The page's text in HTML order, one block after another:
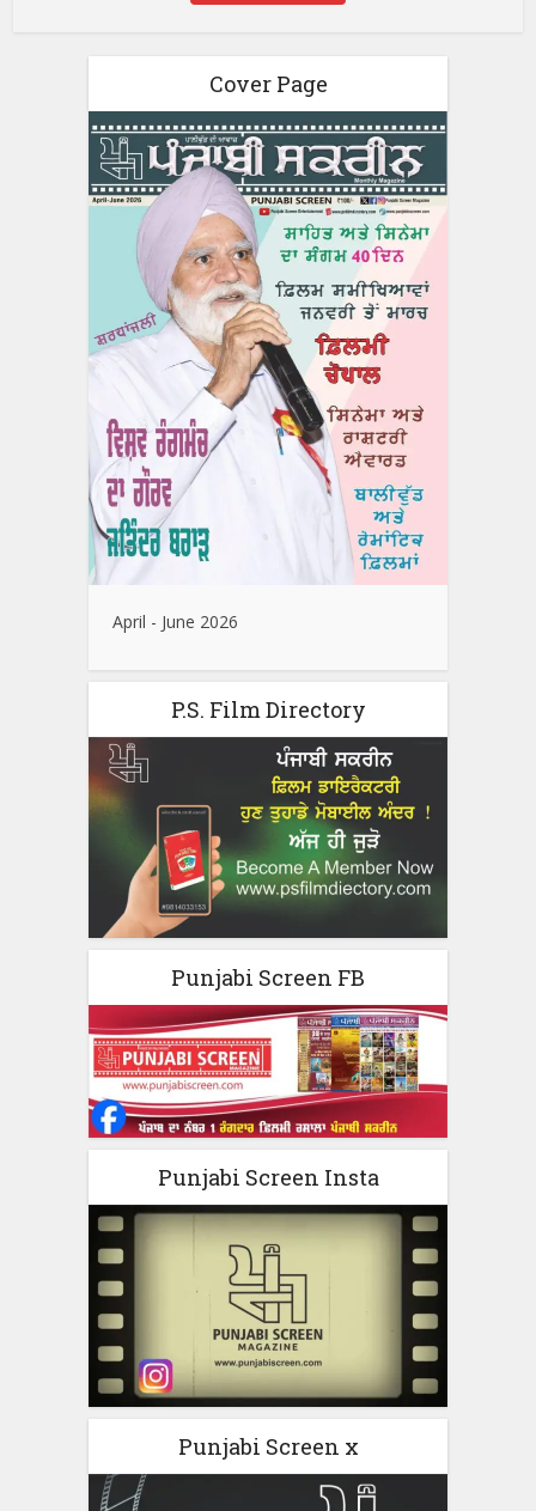
Cover Page
April - June 2026
P.S. Film Directory
Punjabi Screen FB
Punjabi Screen Insta
Punjabi Screen x